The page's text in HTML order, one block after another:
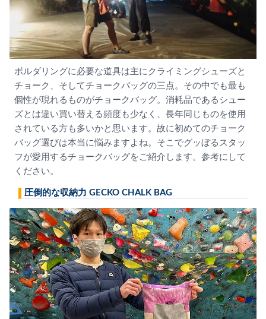
ボルダリングに必要な道具は主にクライミングシューズと
チョーク、そしてチョークバッグの三点。その中でも最も
個性が現れるものがチョークバッグ。消耗品であるシュー
ズとは違い買い替える頻度も少なく、長年同じものを使用
されている方も多いかと思います。故に初めてのチョーク
バッグ選びは本当に悩みますよね。そこでグッぼるスタッ
フが愛用するチョークバッグをご紹介します。参考にして
ください。
圧倒的な収納力 GECKO CHALK BAG